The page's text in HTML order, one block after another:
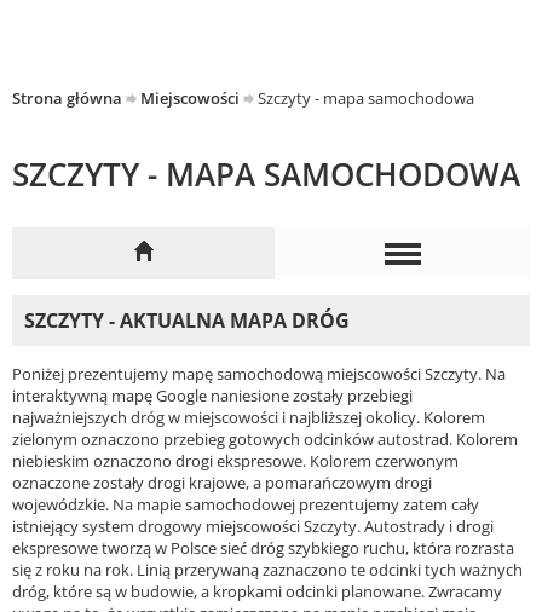
Strona główna Miejscowości Szczyty - mapa samochodowa
SZCZYTY - MAPA SAMOCHODOWA
SZCZYTY - AKTUALNA MAPA DRÓG
Poniżej prezentujemy mapę samochodową miejscowości Szczyty. Na
interaktywną mapę Google naniesione zostały przebiegi
najważniejszych dróg w miejscowości i najbliższej okolicy. Kolorem
zielonym oznaczono przebieg gotowych odcinków autostrad. Kolorem
niebieskim oznaczono drogi ekspresowe. Kolorem czerwonym
oznaczone zostały drogi krajowe, a pomarańczowym drogi
wojewódzkie. Na mapie samochodowej prezentujemy zatem cały
istniejący system drogowy miejscowości Szczyty. Autostrady i drogi
ekspresowe tworzą w Polsce sieć dróg szybkiego ruchu, która rozrasta
się z roku na rok. Linią przerywaną zaznaczono te odcinki tych ważnych
dróg, które są w budowie, a kropkami odcinki planowane. Zwracamy